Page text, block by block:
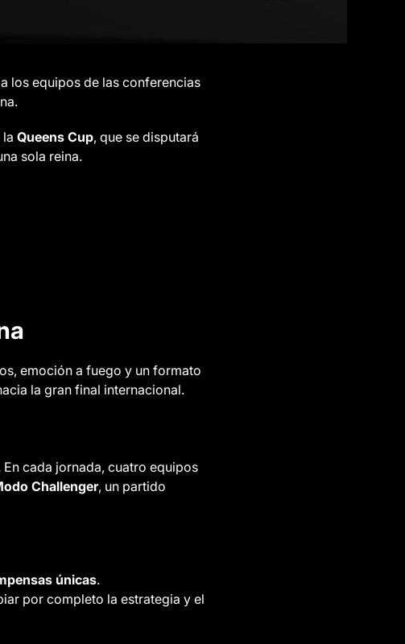
los equipos de las conferencias
la Queens Cup, que se disputará
sola reina.
emoción a fuego y un formato
la gran final internacional.
En cada jornada, cuatro equipos
Challenger, un partido
únicas.
por completo la estrategia y el